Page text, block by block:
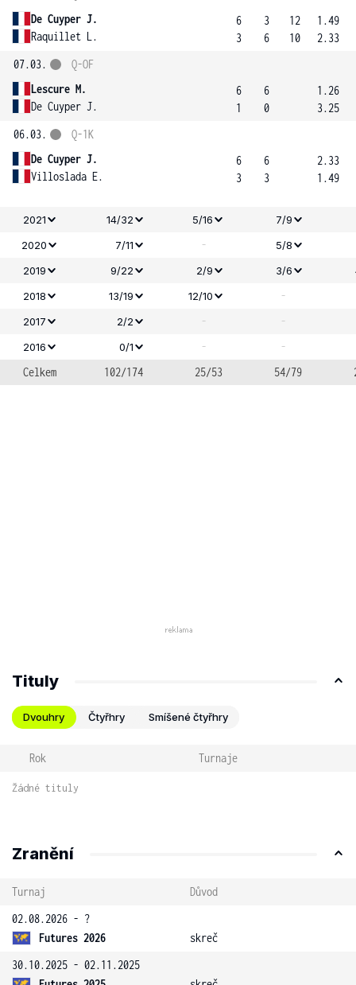
De Cuyper J.
Raquillet L.
6
3
3
6
12
10
1.49
2.33
07.03.
Lescure M.
De Cuyper J.
Q-OF
6
1
6
0
1.26
3.25
06.03.
De Cuyper J.
Villoslada E.
Q-1K
6
3
6
3
2.33
1.49
2021 14/32 5/16
7/9
2020
7/11 - 5/8
2019
9/22 2/9 3/6
2018
13/19 12/10 -
2017 2/2 - -
2016
0/1 -
-
Celkem
102/174 25/53 54/79
Tituly
Dvouhry Čtyřhry Smíšené čtyřhry
Rok Turnaje
Žádné tituly
Zranění
Turnaj
Důvod
02.08.2026 - ?
Futures 2026
skreč
30.10.2025 - 02.11.2025